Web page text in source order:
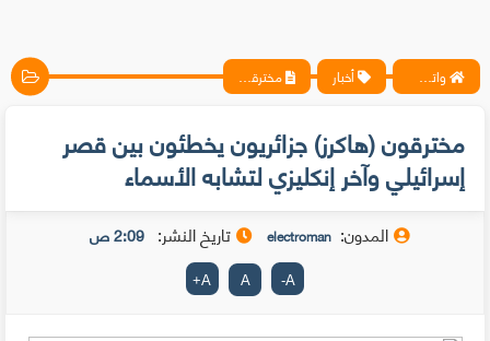
واتس آب ، فيسبوك ، أنترنت ، شروحات تقنية حصرية - المحترف أخبار مخترقون (هاكرز) جزائريون يخطئون بين قصر إسرائيلي وآخر إنكليزي لتشابه الأسماء
مخترقون (هاكرز) جزائريون يخطئون بين قصر
إسرائيلي وآخر إنكليزي لتشابه الأسماء
المدون: electroman تاريخ النشر: 2:09 ص
A
-
A
A
+